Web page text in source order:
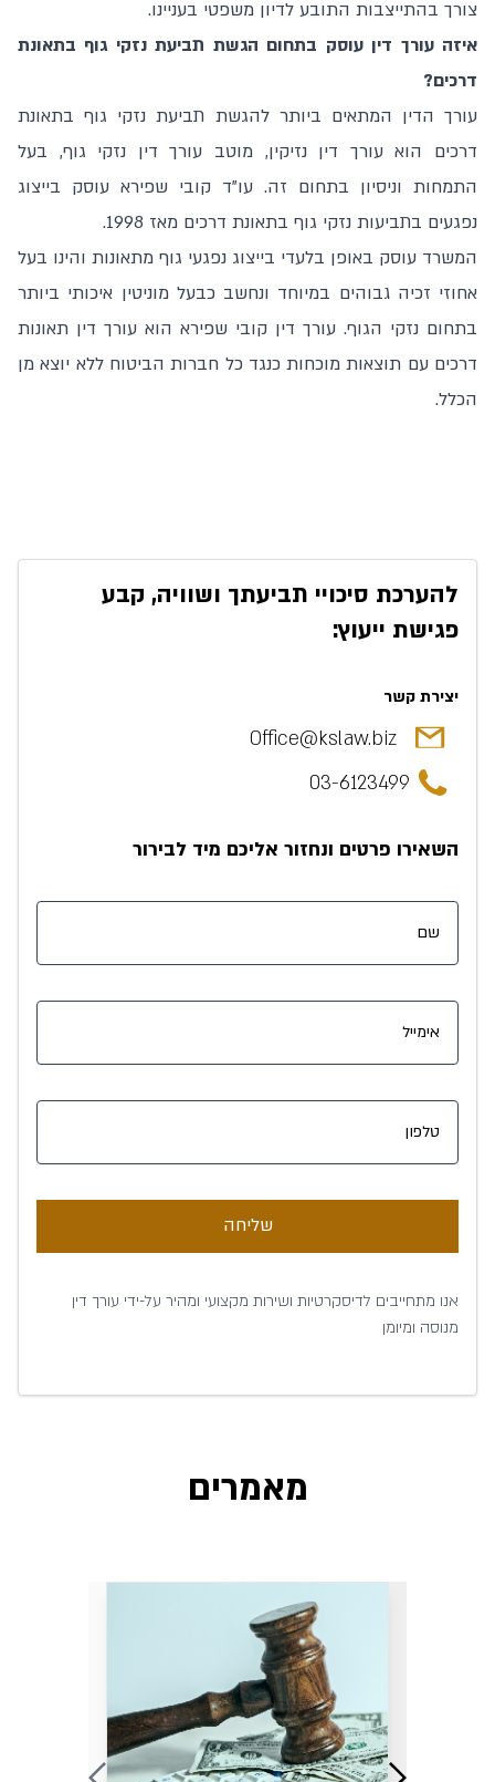
צורך בהתייצבות התובע לדיון משפטי בעניינו.
איזה עורך דין עוסק בתחום הגשת תביעת נזקי גוף בתאונת
דרכים?
עורך הדין המתאים ביותר להגשת תביעת נזקי גוף בתאונת
דרכים הוא עורך דין נזיקין, מוטב עורך דין נזקי גוף, בעל
התמחות וניסיון בתחום זה. עו"ד קובי שפירא עוסק בייצוג
נפגעים בתביעות נזקי גוף בתאונת דרכים מאז 1998.
המשרד עוסק באופן בלעדי בייצוג נפגעי גוף מתאונות והינו בעל
אחוזי זכיה גבוהים במיוחד ונחשב כבעל מוניטין איכותי ביותר
בתחום נזקי הגוף. עורך דין קובי שפירא הוא עורך דין תאונות
דרכים עם תוצאות מוכחות כנגד כל חברות הביטוח ללא יוצא מן
הכלל.
להערכת סיכויי תביעתך ושוויה, קבע
פגישת ייעוץ:
יצירת קשר
Office@kslaw.biz
03-6123499
השאירו פרטים ונחזור אליכם מיד לבירור
שליחה
אנו מתחייבים לדיסקרטיות ושירות מקצועי ומהיר על-ידי עורך דין
מנוסה ומיומן
מאמרים